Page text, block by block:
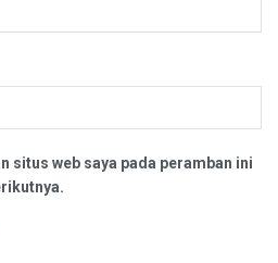
situs web saya pada peramban ini